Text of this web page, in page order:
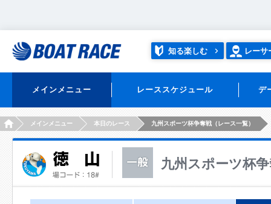
知る楽しむ レーサ
メインメニュー レーススケジュール デ
HOMEメインメニュー 本日のレース 九州スポーツ杯争奪戦（レース一覧）
九州スポーツ杯